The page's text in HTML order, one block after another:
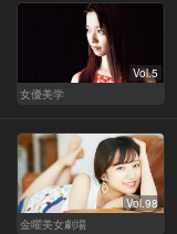
Vol.5
女優美学
Vol.98
金曜美女劇場